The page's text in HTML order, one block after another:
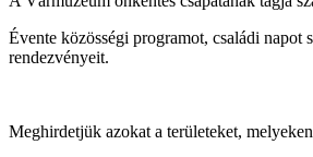
Évente közösségi programot, családi napot
rendezvényeit.
Meghirdetjük azokat a területeket,